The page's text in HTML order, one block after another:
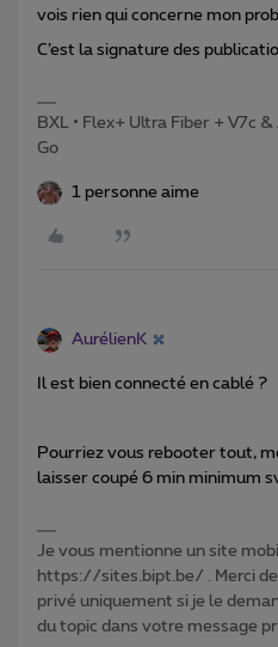
vois rien qui concerne mon
C’est la signature des
BXL • Flex+ Ultra Fiber + V7c
Go
1 personne aime
AurélienK
Il est bien connecté en cablé ?
Pourriez vous rebooter tout,
laisser coupé 6 min minimum
Je vous mentionne un site
https://sites.bipt.be/ . Merci
privé uniquement si je le
du topic dans votre message